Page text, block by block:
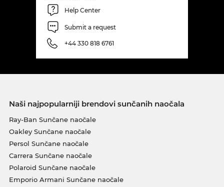
Help Center
Submit a request
+44 330 818 6761
Naši najpopularniji brendovi sunčanih naočala
Ray-Ban Sunčane naočale
Oakley Sunčane naočale
Persol Sunčane naočale
Carrera Sunčane naočale
Polaroid Sunčane naočale
Emporio Armani Sunčane naočale